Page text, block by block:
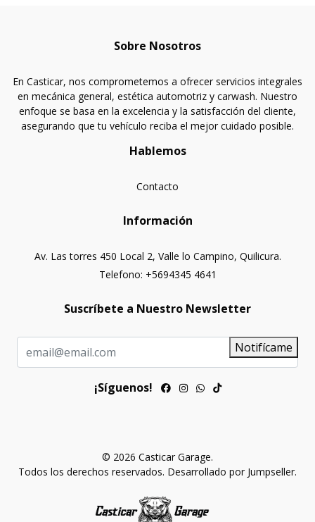
Sobre Nosotros
En Casticar, nos comprometemos a ofrecer servicios integrales
en mecánica general, estética automotriz y carwash. Nuestro
enfoque se basa en la excelencia y la satisfacción del cliente,
asegurando que tu vehículo reciba el mejor cuidado posible.
Hablemos
Contacto
Información
Av. Las torres 450 Local 2, Valle lo Campino, Quilicura.
Telefono: +5694345 4641
Suscríbete a Nuestro Newsletter
Notifícame
¡Síguenos!
© 2026 Casticar Garage.
Todos los derechos reservados. Desarrollado por Jumpseller.